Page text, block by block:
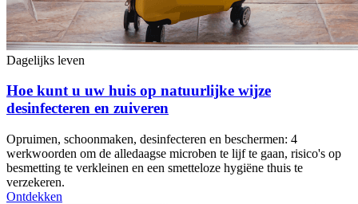
Dagelijks leven
Hoe kunt u uw huis op natuurlijke wijze
desinfecteren en zuiveren
Opruimen, schoonmaken, desinfecteren en beschermen: 4
werkwoorden om de alledaagse microben te lijf te gaan, risico's op
besmetting te verkleinen en een smetteloze hygiëne thuis te
verzekeren.
Ontdekken